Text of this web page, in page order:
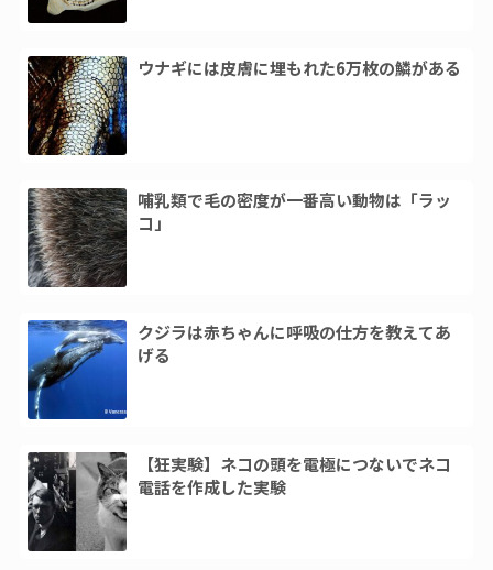
ウナギには皮膚に埋もれた6万枚の鱗がある
哺乳類で毛の密度が一番高い動物は「ラッ
コ」
クジラは赤ちゃんに呼吸の仕方を教えてあ
げる
【狂実験】ネコの頭を電極につないでネコ
電話を作成した実験